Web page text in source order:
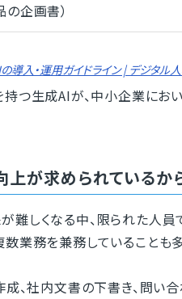
企画書）
導入・運用ガイドライン | デジタ
つ生成AIが、中小企業にお
が求められているか
しくなる中、限られた人員
業務を兼務していることも
、社内文書の下書き、問い